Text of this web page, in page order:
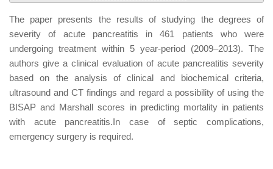
The paper presents the results of studying the degrees of
severity of acute pancreatitis in 461 patients who were
undergoing treatment within 5 year-period (2009–2013). The
authors give a clinical evaluation of acute pancreatitis severity
based on the analysis of clinical and biochemical criteria,
ultrasound and CT findings and regard a possibility of using the
BISAP and Marshall scores in predicting mortality in patients
with acute pancreatitis.In case of septic complications,
emergency surgery is required.